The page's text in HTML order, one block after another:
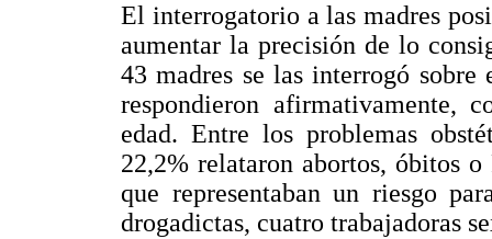
El interrogatorio a las madres
aumentar la precisión de lo
43 madres se las interrogó
respondieron afirmativamente,
edad. Entre los problemas
22,2% relataron abortos, óbitos
que representaban un riesgo
drogadictas, cuatro trabajadoras